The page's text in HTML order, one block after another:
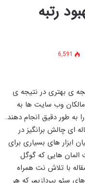
رتبه
6,591
ی بهتری در نتیجه ی
وب سایت ها به
به طور دقیق انجام دهند.
ای چالش برانگیز در
ابزار های بسیاری برای
المان هایی که گوگل
با تلاش نت همراه
سئو بپردازیم، که هر